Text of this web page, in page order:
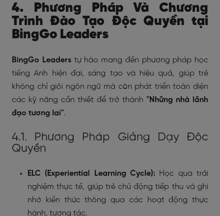
4. Phương Pháp Và Chương
Trình Đào Tạo Độc Quyền tại
BingGo Leaders
BingGo Leaderstự hào mang đến phương pháp học
tiếng Anh hiện đại, sáng tạo và hiệu quả, giúp trẻ
không chỉ giỏi ngôn ngữ mà còn phát triển toàn diện
các kỹ năng cần thiết để trở thành "Những nhà lãnh
đạo tương lai".
4.1. Phương Pháp Giảng Dạy Độc
Quyền
ELC (Experiential Learning Cycle): Học qua trải
nghiệm thực tế, giúp trẻ chủ động tiếp thu và ghi
nhớ kiến thức thông qua các hoạt động thực
hành, tương tác.